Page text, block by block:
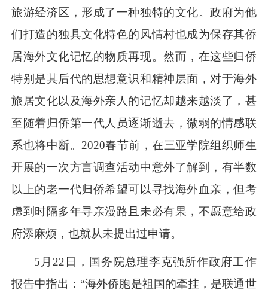
旅游经济区，形成了一种独特的文化。政府为他
们打造的独具文化特色的风情村也成为保存其侨
居海外文化记忆的物质再现。然而，在这些归侨
特别是其后代的思想意识和精神层面，对于海外
旅居文化以及海外亲人的记忆却越来越淡了，甚
至随着归侨第一代人员逐渐逝去，微弱的情感联
系也将中断。2020春节前，在三亚学院组织师生
开展的一次方言调查活动中意外了解到，有半数
以上的老一代归侨希望可以寻找海外血亲，但考
虑到时隔多年寻亲漫路且未必有果，不愿意给政
府添麻烦，也就从未提出过申请。
5月22日，国务院总理李克强所作政府工作
报告中指出：“海外侨胞是祖国的牵挂，是联通世